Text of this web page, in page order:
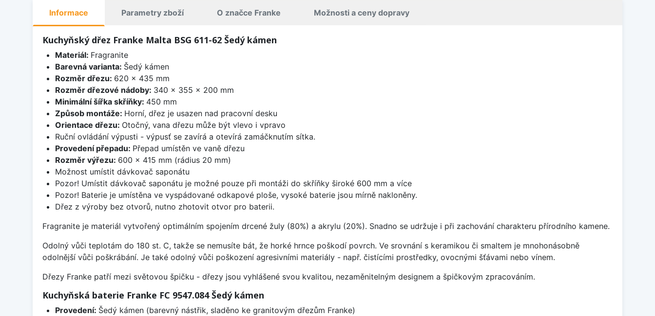
Informace Parametry zboží O značce Franke Možnosti a ceny dopravy
Kuchyňský dřez Franke Malta BSG 611-62 Šedý kámen
Materiál: Fragranite
Barevná varianta: Šedý kámen
Rozměr dřezu: 620 x 435 mm
Rozměr dřezové nádoby: 340 x 355 x 200 mm
Minimální šířka skříňky: 450 mm
Způsob montáže: Horní, dřez je usazen nad pracovní desku
Orientace dřezu: Otočný, vana dřezu může být vlevo i vpravo
Ruční ovládání výpusti - výpusť se zavírá a otevírá zamáčknutím sítka.
Provedení přepadu: Přepad umístěn ve vaně dřezu
Rozměr výřezu: 600 x 415 mm (rádius 20 mm)
Možnost umístit dávkovač saponátu
Pozor! Umístit dávkovač saponátu je možné pouze při montáži do skříňky široké 600 mm a více
Pozor! Baterie je umístěna ve vyspádované odkapové ploše, vysoké baterie jsou mírně nakloněny.
Dřez z výroby bez otvorů, nutno zhotovit otvor pro baterii.
Fragranite je materiál vytvořený optimálním spojením drcené žuly (80%) a akrylu (20%). Snadno se udržuje i při zachování charakteru přírodního kamene.
Odolný vůči teplotám do 180 st. C, takže se nemusíte bát, že horké hrnce poškodí povrch. Ve srovnání s keramikou či smaltem je mnohonásobně
odolnější vůči poškrábání. Je také odolný vůči poškození agresivními materiály - např. čistícími prostředky, ovocnými šťávami nebo vínem.
Dřezy Franke patří mezi světovou špičku - dřezy jsou vyhlášené svou kvalitou, nezaměnitelným designem a špičkovým zpracováním.
Kuchyňská baterie Franke FC 9547.084 Šedý kámen
Provedení: Šedý kámen (barevný nástřik, sladěno ke granitovým dřezům Franke)